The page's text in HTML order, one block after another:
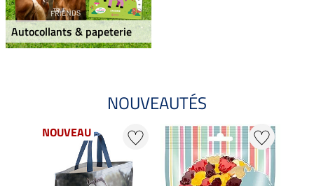
Autocollants & papeterie
NOUVEAUTÉS
NOUVEAU